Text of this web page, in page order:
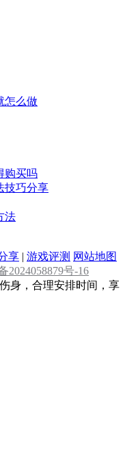
怎么做
购买吗
技巧分享
法
享 | 游戏评测 网站地图
2024058879号-16
身，合理安排时间，享